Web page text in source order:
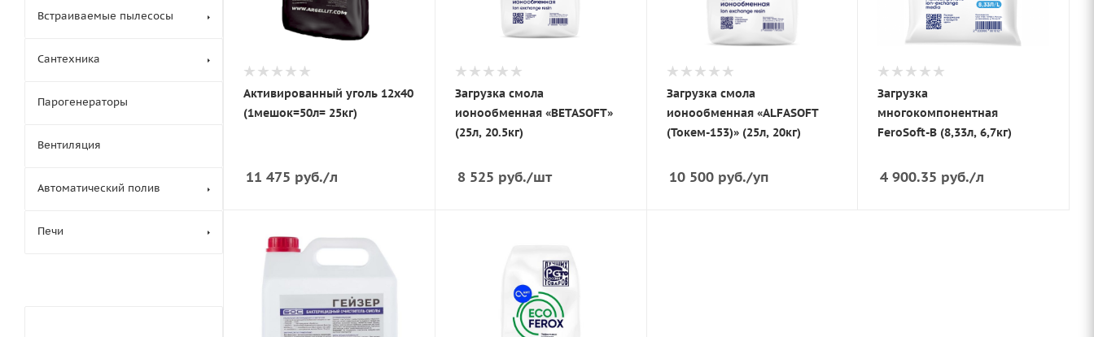
Активированный уголь 12x40
(1мешок=50л= 25кг)
11 475 руб./л
Загрузка смола
ионообменная «BETASOFT»
(25л, 20.5кг)
8 525 руб./шт
Загрузка смола
ионообменная «ALFASOFT
(Токем-153)» (25л, 20кг)
10 500руб./уп
Загрузка
многокомпонентная
FeroSoft-В (8,33л, 6,7кг)
4 900.35 руб./л
Встраиваемые пылесосы
Сантехника
Парогенераторы
Вентиляция
Автоматический полив
Печи